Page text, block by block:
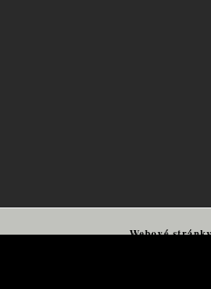
Webové